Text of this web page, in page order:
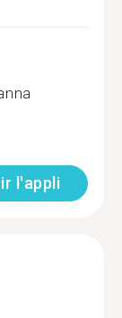
l'appli